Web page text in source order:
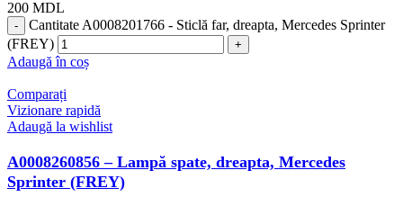
200 MDL
Cantitate A0008201766 - Sticlă far, dreapta, Mercedes Sprinter
(FREY)
Adaugă în coș
Comparați
Vizionare rapidă
Adaugă la wishlist
A0008260856 – Lampă spate, dreapta, Mercedes
Sprinter (FREY)